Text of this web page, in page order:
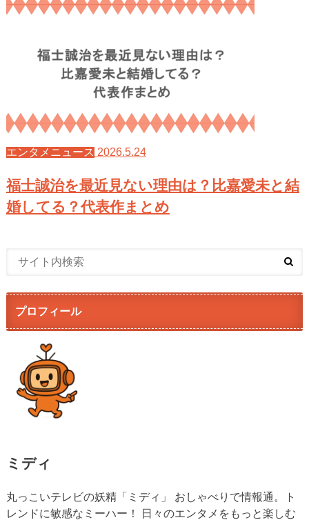
エンタメニュース 2026.5.24
福士誠治を最近見ない理由は？比嘉愛未と結
婚してる？代表作まとめ
プロフィール
ミディ
丸っこいテレビの妖精「ミディ」 おしゃべりで情報通。ト
レンドに敏感なミーハー！ 日々のエンタメをもっと楽しむ